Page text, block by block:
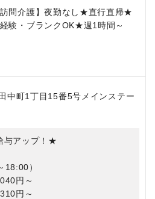
訪問介護】夜勤なし★直行直帰★
験・ブランクOK★週1時間～
中町1丁目15番5号メインステー
与アップ！★
18:00）
円～
円～